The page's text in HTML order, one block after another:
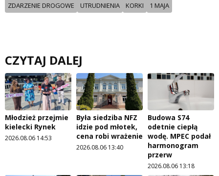
ZDARZENIE DROGOWE UTRUDNIENIA KORKI 1 MAJA
CZYTAJ DALEJ
Młodzież przejmie
kielecki Rynek
2026.08.06 14:53
Była siedziba NFZ
idzie pod młotek,
cena robi wrażenie
2026.08.06 13:40
Budowa S74
odetnie ciepłą
wodę. MPEC podał
harmonogram
przerw
2026.08.06 13:18